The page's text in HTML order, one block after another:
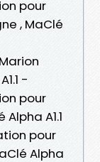
pour
, MaClé
-
pour
A1.1
pour
Alpha